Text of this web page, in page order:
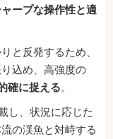
ープな操作性と適
と反発するため、
込め、高強度の
確に捉える。
し、状況に応じた
の渓魚と対峙する